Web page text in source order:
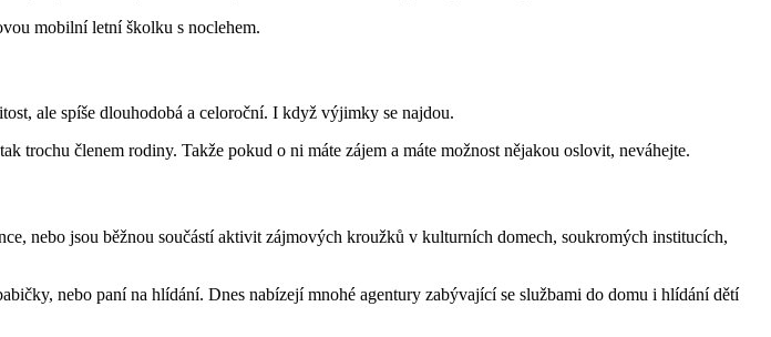
mobilní letní školku s noclehem.
ale spíše dlouhodobá a celoroční. I když výjimky se najdou.
trochu členem rodiny. Takže pokud o ni máte zájem a máte možnost nějakou oslovit, neváhejte.
nebo jsou běžnou součástí aktivit zájmových kroužků v kulturních domech, soukromých institucích,
nebo paní na hlídání. Dnes nabízejí mnohé agentury zabývající se službami do domu i hlídání dětí